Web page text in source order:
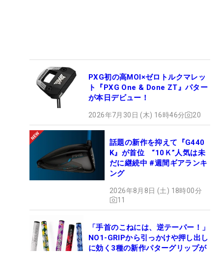
PXG初の高MOI×ゼロトルクマレッ
ト『PXG One & Done ZT』パター
が本日デビュー！
2026年7月30日 (木) 16時46分 20
話題の新作を抑えて『G440
K』が首位 “10Ｋ”人気は未
だに継続中 #週間ギアランキ
ング
2026年8月8日 (土) 18時00分
11
「手首のこねには、逆テーパー！」
NO1-GRIPから引っかけや押し出し
に効く3種の新作パターグリップが